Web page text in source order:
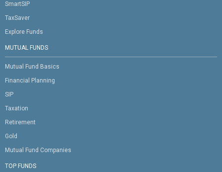
SmartSIP
TaxSaver
Explore Funds
MUTUAL FUNDS
Mutual Fund Basics
Financial Planning
SIP
Taxation
Retirement
Gold
Mutual Fund Companies
TOP FUNDS